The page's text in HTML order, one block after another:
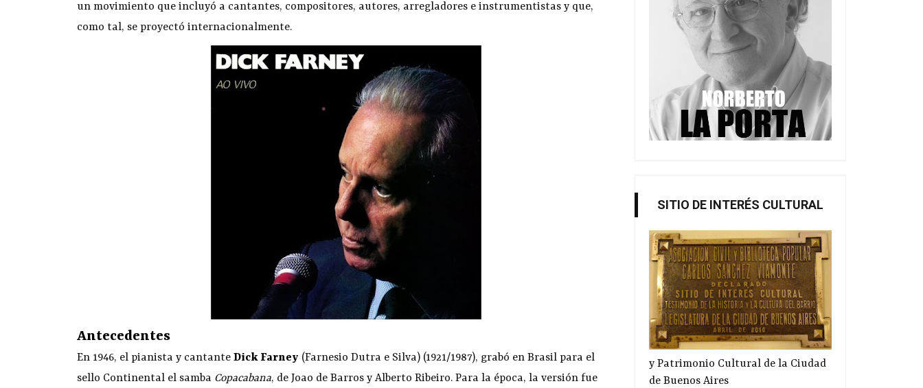
un movimiento que incluyó a cantantes, compositores, autores, arregladores e instrumentistas y que,
como tal, se proyectó internacionalmente.
Antecedentes
En 1946, el pianista y cantante Dick Farney (Farnesio Dutra e Silva) (1921/1987), grabó en Brasil para el
sello Continental el samba Copacabana, de Joao de Barros y Alberto Ribeiro. Para la época, la versión fue
SITIO DE INTERÉS CULTURAL
y Patrimonio Cultural de la Ciudad
de Buenos Aires